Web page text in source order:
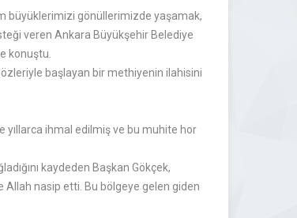
büyüklerimizi gönüllerimizde yaşamak,
veren Ankara Büyükşehir Belediye
konuştu.
başlayan bir methiyenin ilahisini
yıllarca ihmal edilmiş ve bu muhite hor
kaydeden Başkan Gökçek,
nasip etti. Bu bölgeye gelen giden